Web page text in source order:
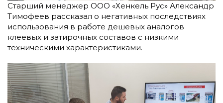
Старший менеджер ООО «Хенкель Рус» Александр
Тимофеев рассказал о негативных последствиях
использования в работе дешевых аналогов
клеевых и затирочных составов с низкими
техническими характеристиками.